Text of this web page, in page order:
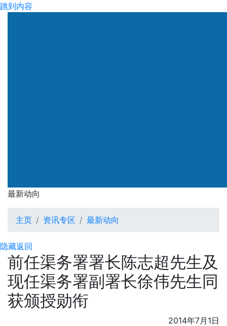
跳到内容
最新动向
最新动向
主页 资讯专区 最新动向
隐藏返回
前任渠务署署长陈志超先生及
现任渠务署副署长徐伟先生同
获颁授勋衔
2014年7月1日